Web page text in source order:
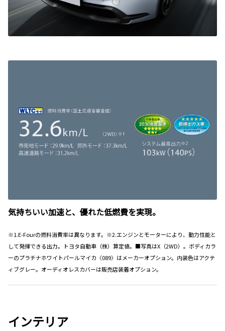
気持ちいい加速と、優れた低燃費を実現。
※1.E-Fourの燃料消費率は異なります。※2.エンジンとモーターにより、動力性能と
して発揮できる出力。トヨタ自動車（株）算定値。■写真はX（2WD）。ボディカラ
ーのプラチナホワイトパールマイカ〈089〉はメーカーオプション。内装色はアクテ
ィブグレー。オーディオレスカバーは販売店装着オプション。
インテリア